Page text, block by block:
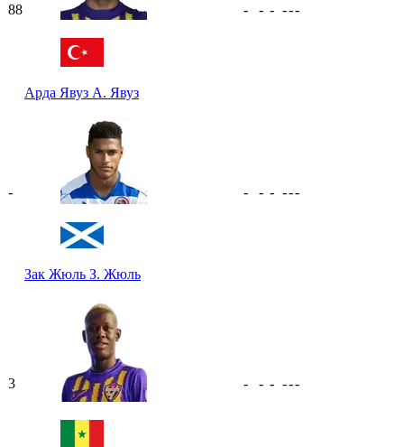
88
Арда Явуз А. Явуз
- - - ---
-
Зак Жюль З. Жюль
- - - ---
3 - - - ---